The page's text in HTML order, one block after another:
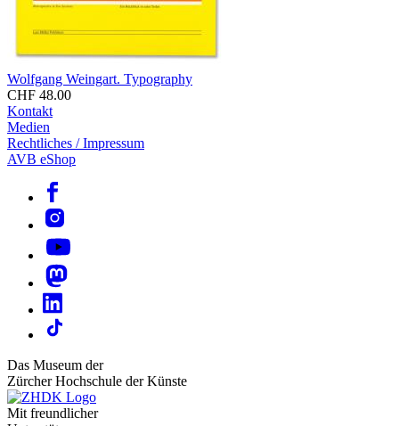
Wolfgang Weingart. Typography
CHF 48.00
Kontakt
Medien
Rechtliches / Impressum
AVB eShop
Das Museum der
Zürcher Hochschule der Künste
Mit freundlicher